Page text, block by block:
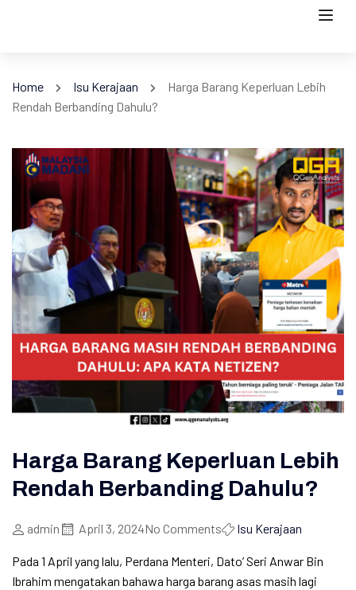
Home Isu Kerajaan
Harga Barang Keperluan Lebih
Rendah Berbanding Dahulu?
Harga Barang Keperluan Lebih
Rendah Berbanding Dahulu?
admin April 3, 2024No Comments Isu Kerajaan
Pada 1 April yang lalu, Perdana Menteri, Dato’ Seri Anwar Bin
Ibrahim mengatakan bahawa harga barang asas masih lagi